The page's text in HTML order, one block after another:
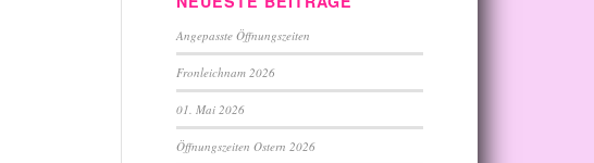
Angepasste Öffnungszeiten
Fronleichnam 2026
01. Mai 2026
Öffnungszeiten Ostern 2026